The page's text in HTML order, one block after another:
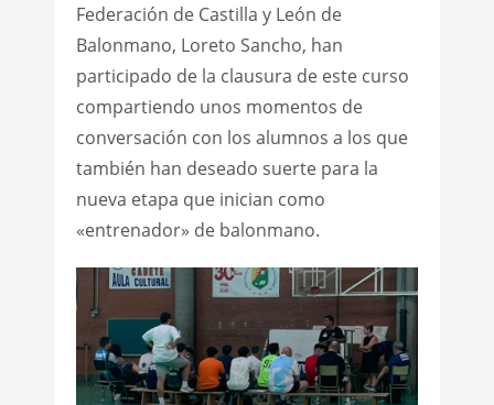
Federación de Castilla y León de
Balonmano, Loreto Sancho, han
participado de la clausura de este curso
compartiendo unos momentos de
conversación con los alumnos a los que
también han deseado suerte para la
nueva etapa que inician como
«entrenador» de balonmano.